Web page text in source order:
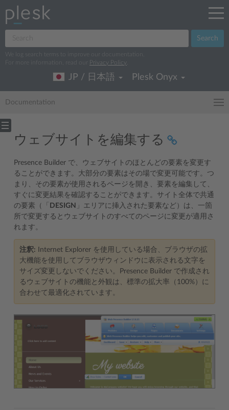
Search
We log search terms to improve our documentation.
For more information, read our
Privacy Policy
JP / 日本語 Plesk Onyx
Documentation
ウェブサイトを編集する
Presence Builder で、ウェブサイトのほとんどの要素を変更す
ることができます。大部分の要素はその場で変更可能です。つ
まり、その要素が使用されるページを開き、要素を編集して、
すぐに変更結果を確認することができます。サイト全体で共通
の要素（「 DESIGN 」エリアに挿入された要素など）は、一箇
所で変更するとウェブサイトのすべてのページに変更が適用さ
れます。
注釈: Internet Explorer を使用している場合、ブラウザの拡
大機能を使用してブラウザウィンドウに表示される文字を
サイズ変更しないでください。Presence Builder で作成され
るウェブサイトの機能と外観は、標準の拡大率（100%）に
合わせて最適化されています。